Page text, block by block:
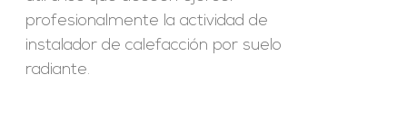
profesionalmente la actividad de
instalador de calefacción por suelo
radiante.